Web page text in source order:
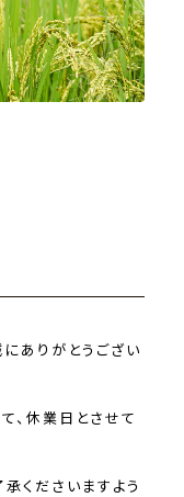
ありがとうござい
、休業日とさせて
くださいますよう